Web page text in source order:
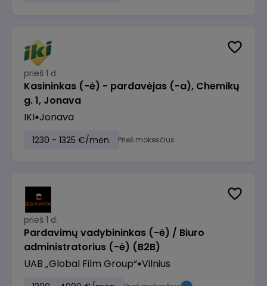
prieš 1 d.
Kasininkas (-ė) - pardavėjas (-a), Chemikų
g. 1, Jonava
IKI Jonava
1230 - 1325 €/mėn. Prieš mokesčius
prieš 1 d.
Pardavimų vadybininkas (-ė) / Biuro
administratorius (-ė) (B2B)
UAB „Global Film Group“ Vilnius